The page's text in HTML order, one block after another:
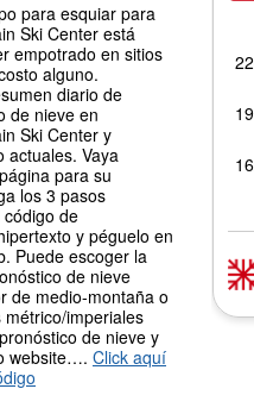
para esquiar para
Ski Center está
empotrado en sitios
alguno.
diario de
de nieve en
Ski Center y
actuales. Vaya
para su
los 3 pasos
de
y péguelo en
Puede escoger la
de nieve
de medio-montaña o
imperiales
de nieve y
website…. Click aquí